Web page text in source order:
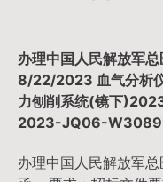
办理中国人民解放军
8/22/2023 血气分析
力刨削系统(镜下
2023-JQ06-W3089
办理中国人民解放军